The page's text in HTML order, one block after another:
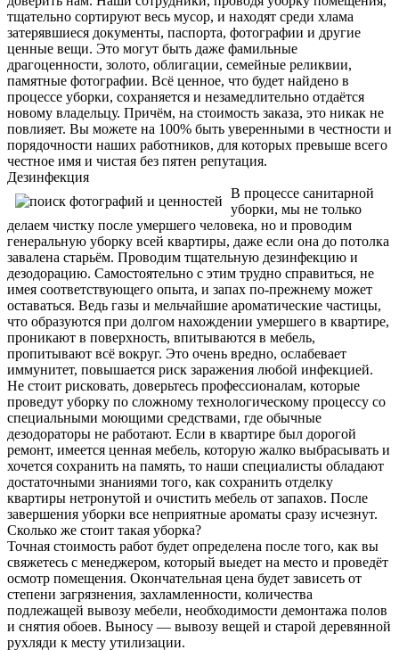
тщательно сортируют весь мусор, и находят среди хлама
затерявшиеся документы, паспорта, фотографии и другие
ценные вещи. Это могут быть даже фамильные
драгоценности, золото, облигации, семейные реликвии,
памятные фотографии. Всё ценное, что будет найдено в
процессе уборки, сохраняется и незамедлительно отдаётся
новому владельцу. Причём, на стоимость заказа, это никак не
повлияет. Вы можете на 100% быть уверенными в честности и
порядочности наших работников, для которых превыше всего
честное имя и чистая без пятен репутация.
Дезинфекция
В процессе санитарной
уборки, мы не только
делаем чистку после умершего человека, но и проводим
генеральную уборку всей квартиры, даже если она до потолка
завалена старьём. Проводим тщательную дезинфекцию и
дезодорацию. Самостоятельно с этим трудно справиться, не
имея соответствующего опыта, и запах по-прежнему может
оставаться. Ведь газы и мельчайшие ароматические частицы,
что образуются при долгом нахождении умершего в квартире,
проникают в поверхность, впитываются в мебель,
пропитывают всё вокруг. Это очень вредно, ослабевает
иммунитет, повышается риск заражения любой инфекцией.
Не стоит рисковать, доверьтесь профессионалам, которые
проведут уборку по сложному технологическому процессу со
специальными моющими средствами, где обычные
дезодораторы не работают. Если в квартире был дорогой
ремонт, имеется ценная мебель, которую жалко выбрасывать и
хочется сохранить на память, то наши специалисты обладают
достаточными знаниями того, как сохранить отделку
квартиры нетронутой и очистить мебель от запахов. После
завершения уборки все неприятные ароматы сразу исчезнут.
Сколько же стоит такая уборка?
Точная стоимость работ будет определена после того, как вы
свяжетесь с менеджером, который выедет на место и проведёт
осмотр помещения. Окончательная цена будет зависеть от
степени загрязнения, захламленности, количества
подлежащей вывозу мебели, необходимости демонтажа полов
и снятия обоев. Выносу — вывозу вещей и старой деревянной
рухляди к месту утилизации.